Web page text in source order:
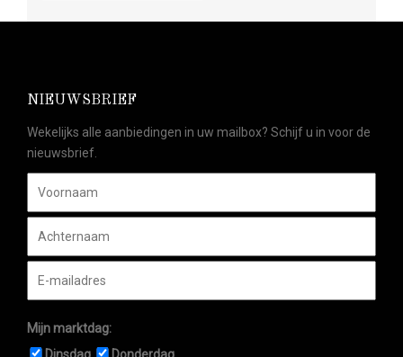
NIEUWSBRIEF
Wekelijks alle aanbiedingen in uw mailbox? Schijf u in voor de
nieuwsbrief.
Mijn marktdag: